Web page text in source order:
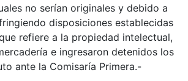
no serían originales y debido a
disposiciones establecidas
refiere a la propiedad intelectual,
e ingresaron detenidos los
ante la Comisaría Primera.-